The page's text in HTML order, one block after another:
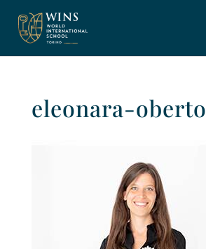
eleonara-oberto